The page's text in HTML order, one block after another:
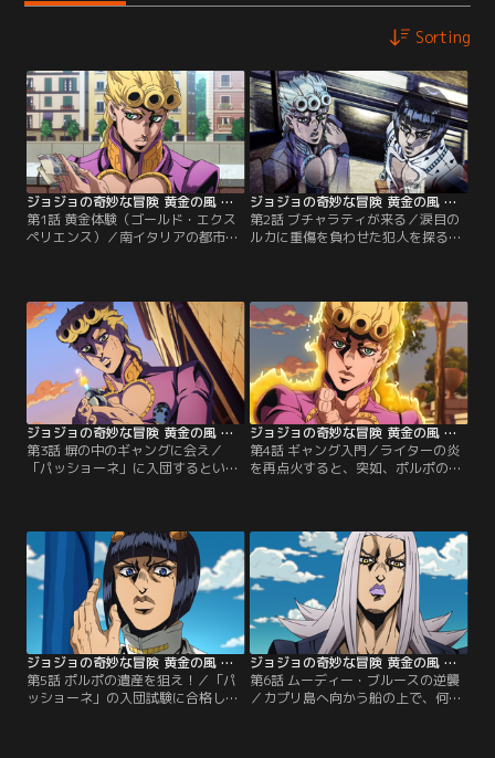
Sorting
ジョジョの奇妙な冒険 黄金の風 第01話
第1話 黄金体験（ゴールド・エクス
ペリエンス）／南イタリアの都市、
息子と思しき人物「汐華初流乃」を
探すため、この街を訪れた広瀬康一
は、青年ジョルノ・ジョバァーナと
出会い、荷物を盗まれてしまう。
ジョジョの奇妙な冒険 黄金の風 第02話
第2話 ブチャラティが来る／涙目の
ルカに重傷を負わせた犯人を探るブ
は、スタンド「ゴールド・エクスペ
リエンス」で応戦。ジョルノは戦い
のなかで、ゴールド・エクスペリエ
ンスに「生命を与える」能力だけで
なく…。
ジョジョの奇妙な冒険 黄金の風 第03話
第3話 塀の中のギャングに会え／
「パッショーネ」に入団するという
監中の幹部・ポルポ。ポルポはジョ
ルノに炎が灯ったライターを渡し、
24時間、炎を消さないよう命じる。
しかし試験に臨むジョルノの前に、
盗まれたパスポートを取り返すた
め、康一が現れた。
ジョジョの奇妙な冒険 黄金の風 第04話
第4話 ギャング入門／ライターの炎
を再点火すると、突如、ポルポのス
を見抜き、追ってきた康一と共に立
ち向かう。その戦いの中で康一が
「矢」の存在に気付き、ポルポの課
した試験の狙いがスタンド能力の発
現にあることを知る。
ジョジョの奇妙な冒険 黄金の風 第05話
第5話 ポルポの遺産を狙え！／「パ
ッショーネ」の入団試験に合格した
ジョジョの奇妙な冒険 黄金の風 第06話
第6話 ムーディー・ブルースの逆襲
／カプリ島へ向かう船の上で、何者